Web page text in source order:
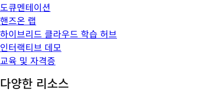
도큐멘테이션
핸즈온 랩
하이브리드 클라우드 학습 허브
인터랙티브 데모
교육 및 자격증
다양한 리소스